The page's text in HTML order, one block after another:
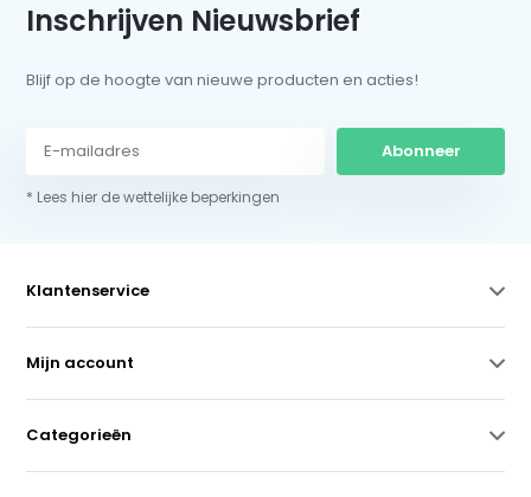
Inschrijven Nieuwsbrief
Blijf op de hoogte van nieuwe producten en acties!
Abonneer
* Lees hier de wettelijke beperkingen
Klantenservice
Mijn account
Categorieën